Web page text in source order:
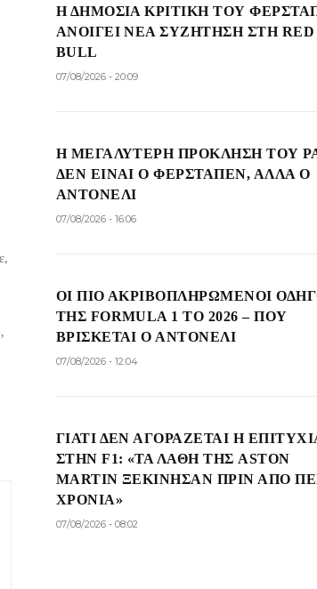
Η ΔΗΜΌΣΙΑ ΚΡΙΤΙΚΉ ΤΟΥ
ΑΝΟΊΓΕΙ ΝΈΑ ΣΥΖΉΤΗΣΗ ΣΤΗ RED
BULL
07/08/2026 - 20:09
Η ΜΕΓΑΛΎΤΕΡΗ ΠΡΌΚΛΗΣΗ ΤΟΥ
ΔΕΝ ΕΊΝΑΙ Ο ΦΕΡΣΤΆΠΕΝ, ΑΛΛΆ Ο
ΑΝΤΟΝΈΛΙ
07/08/2026 - 16:06
ΟΙ ΠΙΟ ΑΚΡΙΒΟΠΛΗΡΩΜΈΝΟΙ
ΤΗΣ FORMULA 1 ΤΟ 2026 – ΠΟΎ
ΒΡΊΣΚΕΤΑΙ Ο ΑΝΤΟΝΈΛΙ
07/08/2026 - 12:04
ΓΙΑΤΊ ΔΕΝ ΑΓΟΡΆΖΕΤΑΙ Η
ΣΤΗΝ F1: «ΤΑ ΛΆΘΗ ΤΗΣ ASTON
MARTIN ΞΕΚΊΝΗΣΑΝ ΠΡΙΝ ΑΠΌ
ΧΡΌΝΙΑ»
07/08/2026 - 08:02